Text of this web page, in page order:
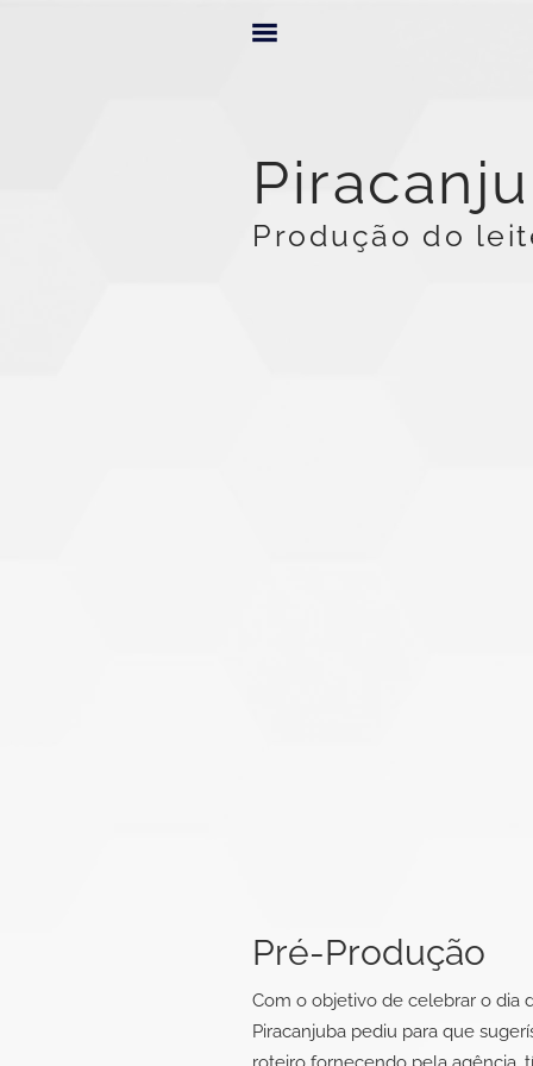
Produção do
Pré-Produção
Com o objetivo de celebrar o dia
Piracanjuba pediu para que